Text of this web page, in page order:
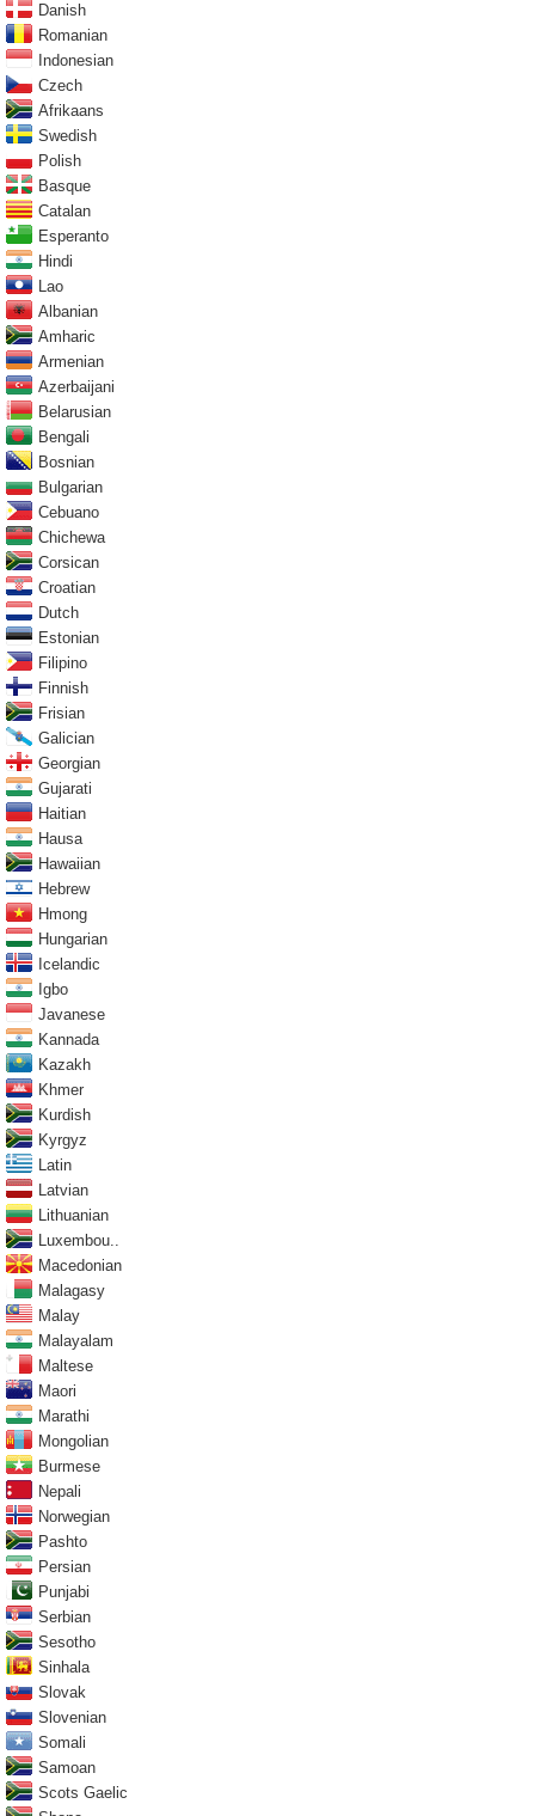
Danish
Romanian
Indonesian
Czech
Afrikaans
Swedish
Polish
Basque
Catalan
Esperanto
Hindi
Lao
Albanian
Amharic
Armenian
Azerbaijani
Belarusian
Bengali
Bosnian
Bulgarian
Cebuano
Chichewa
Corsican
Croatian
Dutch
Estonian
Filipino
Finnish
Frisian
Galician
Georgian
Gujarati
Haitian
Hausa
Hawaiian
Hebrew
Hmong
Hungarian
Icelandic
Igbo
Javanese
Kannada
Kazakh
Khmer
Kurdish
Kyrgyz
Latin
Latvian
Lithuanian
Luxembou..
Macedonian
Malagasy
Malay
Malayalam
Maltese
Maori
Marathi
Mongolian
Burmese
Nepali
Norwegian
Pashto
Persian
Punjabi
Serbian
Sesotho
Sinhala
Slovak
Slovenian
Somali
Samoan
Scots Gaelic